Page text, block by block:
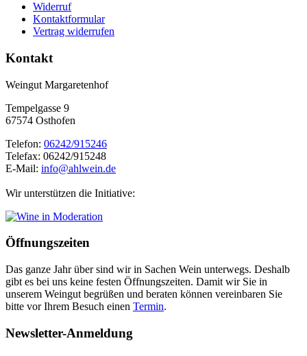
Widerruf
Kontaktformular
Vertrag widerrufen
Kontakt
Weingut Margaretenhof
Tempelgasse 9
67574 Osthofen
Telefon: 06242/915246
Telefax: 06242/915248
E-Mail: info@ahlwein.de
Wir unterstützen die Initiative:
Öffnungszeiten
Das ganze Jahr über sind wir in Sachen Wein unterwegs. Deshalb
gibt es bei uns keine festen Öffnungszeiten. Damit wir Sie in
unserem Weingut begrüßen und beraten können vereinbaren Sie
bitte vor Ihrem Besuch einen Termin.
Newsletter-Anmeldung